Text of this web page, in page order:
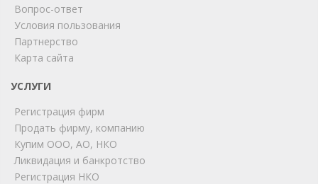
Вопрос-ответ
Условия пользования
Партнерство
Карта сайта
УСЛУГИ
Регистрация фирм
Продать фирму, компанию
Купим ООО, АО, НКО
Ликвидация и банкротство
Регистрация НКО
online
Позвоните нам или свяжитесь с нами через любой
удобный мессенджер!
Telegram